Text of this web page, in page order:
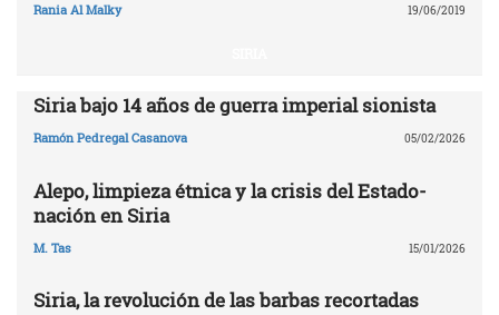
Rania Al Malky 19/06/2019
Siria bajo 14 años de guerra imperial sionista
Ramón Pedregal Casanova 05/02/2026
Alepo, limpieza étnica y la crisis del Estado-
nación en Siria
M. Tas 15/01/2026
Siria, la revolución de las barbas recortadas